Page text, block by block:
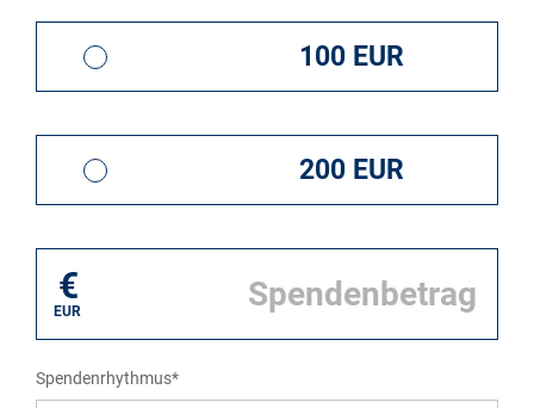
100 EUR
200 EUR
€
EUR
Spendenrhythmus*